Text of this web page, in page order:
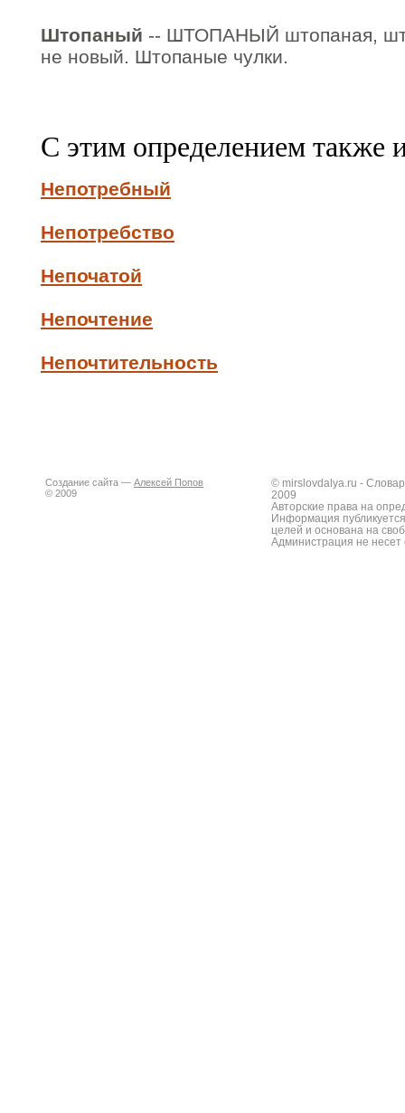
Штопаный -- ШТОПАНЫЙ штопаная,
не новый. Штопаные чулки.
С этим определением также
Непотребный
Непотребство
Непочатой
Непочтение
Непочтительность
Создание сайта — Алексей Попов
© 2009
© mirslovdalya.ru -
2009
Авторские права на
Информация
целей и основана на
Администрация не несет